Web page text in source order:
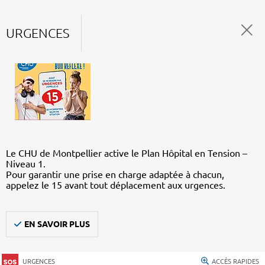
URGENCES
Le CHU de Montpellier active le Plan Hôpital en Tension –
Niveau 1.
Pour garantir une prise en charge adaptée à chacun,
appelez le 15 avant tout déplacement aux urgences.
EN SAVOIR PLUS
URGENCES ACCÈS RAPIDES